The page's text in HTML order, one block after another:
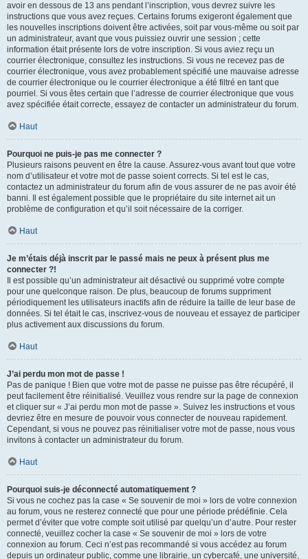
avoir en dessous de 13 ans pendant l’inscription, vous devrez suivre les
instructions que vous avez reçues. Certains forums exigeront également que
les nouvelles inscriptions doivent être activées, soit par vous-même ou soit par
un administrateur, avant que vous puissiez ouvrir une session ; cette
information était présente lors de votre inscription. Si vous aviez reçu un
courrier électronique, consultez les instructions. Si vous ne recevez pas de
courrier électronique, vous avez probablement spécifié une mauvaise adresse
de courrier électronique ou le courrier électronique a été filtré en tant que
pourriel. Si vous êtes certain que l’adresse de courrier électronique que vous
avez spécifiée était correcte, essayez de contacter un administrateur du forum.
Haut
Pourquoi ne puis-je pas me connecter ?
Plusieurs raisons peuvent en être la cause. Assurez-vous avant tout que votre
nom d’utilisateur et votre mot de passe soient corrects. Si tel est le cas,
contactez un administrateur du forum afin de vous assurer de ne pas avoir été
banni. Il est également possible que le propriétaire du site internet ait un
problème de configuration et qu’il soit nécessaire de la corriger.
Haut
Je m’étais déjà inscrit par le passé mais ne peux à présent plus me
connecter ?!
Il est possible qu’un administrateur ait désactivé ou supprimé votre compte
pour une quelconque raison. De plus, beaucoup de forums suppriment
périodiquement les utilisateurs inactifs afin de réduire la taille de leur base de
données. Si tel était le cas, inscrivez-vous de nouveau et essayez de participer
plus activement aux discussions du forum.
Haut
J’ai perdu mon mot de passe !
Pas de panique ! Bien que votre mot de passe ne puisse pas être récupéré, il
peut facilement être réinitialisé. Veuillez vous rendre sur la page de connexion
et cliquer sur « J’ai perdu mon mot de passe ». Suivez les instructions et vous
devriez être en mesure de pouvoir vous connecter de nouveau rapidement.
Cependant, si vous ne pouvez pas réinitialiser votre mot de passe, nous vous
invitons à contacter un administrateur du forum.
Haut
Pourquoi suis-je déconnecté automatiquement ?
Si vous ne cochez pas la case « Se souvenir de moi » lors de votre connexion
au forum, vous ne resterez connecté que pour une période prédéfinie. Cela
permet d’éviter que votre compte soit utilisé par quelqu’un d’autre. Pour rester
connecté, veuillez cocher la case « Se souvenir de moi » lors de votre
connexion au forum. Ceci n’est pas recommandé si vous accédez au forum
depuis un ordinateur public, comme une librairie, un cybercafé, une université,